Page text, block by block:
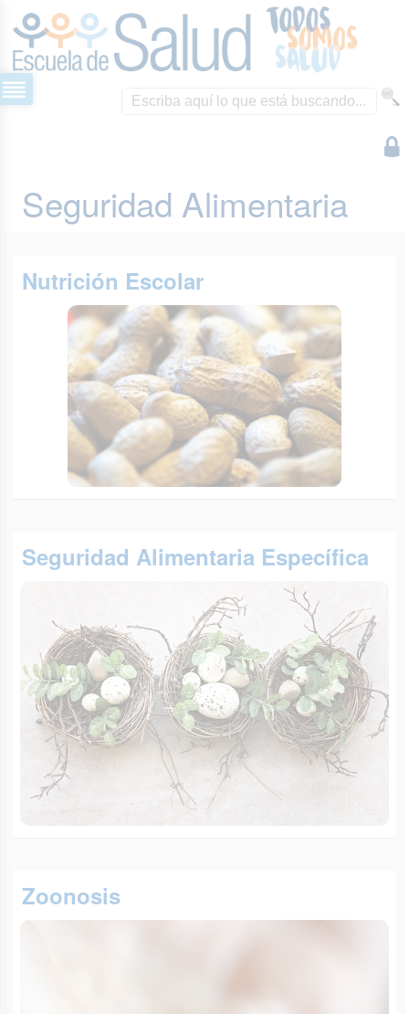
Seguridad Alimentaria
Nutrición Escolar
Seguridad Alimentaria Específica
Zoonosis